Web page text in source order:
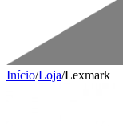
Início/Loja/Lexmark